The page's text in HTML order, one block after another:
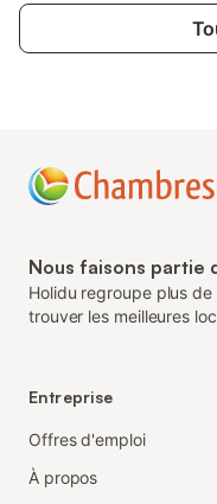
Nous faisons partie
Holidu regroupe plus
trouver les meilleures
Entreprise
Offres d'emploi
À propos